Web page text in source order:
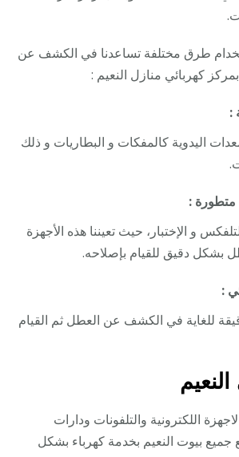
طرق مختلفة تساعدنا في الكشف عن
كهربائي منازل النعيم :
:
اليدوية كالمفكات و البطاريات و ذلك
متطورة :
و الإختبار، حيث تعيننا هذه الأجهزة
بشكل دقيق للقيام بإصلاحه.
:
للغاية في الكشف عن العطل ثم القيام
اللكترونية والتلفونات ودارات
جميع بيوت النعيم بخدمة كهرباء بشكل